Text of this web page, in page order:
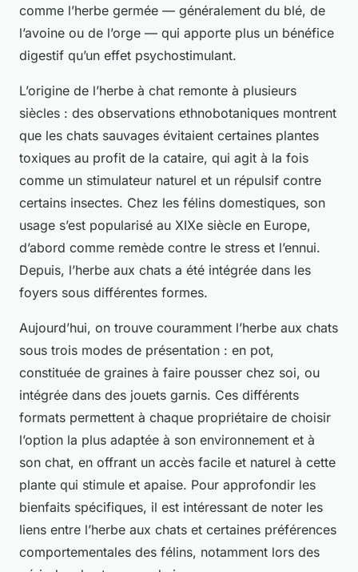
comme l’herbe germée — généralement du blé, de
l’avoine ou de l’orge — qui apporte plus un bénéfice
digestif qu’un effet psychostimulant.
L’origine de l’herbe à chat remonte à plusieurs
siècles : des observations ethnobotaniques montrent
que les chats sauvages évitaient certaines plantes
toxiques au profit de la cataire, qui agit à la fois
comme un stimulateur naturel et un répulsif contre
certains insectes. Chez les félins domestiques, son
usage s’est popularisé au XIXe siècle en Europe,
d’abord comme remède contre le stress et l’ennui.
Depuis, l’herbe aux chats a été intégrée dans les
foyers sous différentes formes.
Aujourd’hui, on trouve couramment l’herbe aux chats
sous trois modes de présentation : en pot,
constituée de graines à faire pousser chez soi, ou
intégrée dans des jouets garnis. Ces différents
formats permettent à chaque propriétaire de choisir
l’option la plus adaptée à son environnement et à
son chat, en offrant un accès facile et naturel à cette
plante qui stimule et apaise. Pour approfondir les
bienfaits spécifiques, il est intéressant de noter les
liens entre l’herbe aux chats et certaines préférences
comportementales des félins, notamment lors des